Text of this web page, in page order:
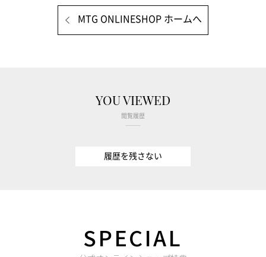
MTG ONLINESHOP ホームへ
YOU VIEWED
閲覧履歴
履歴を残さない
SPECIAL